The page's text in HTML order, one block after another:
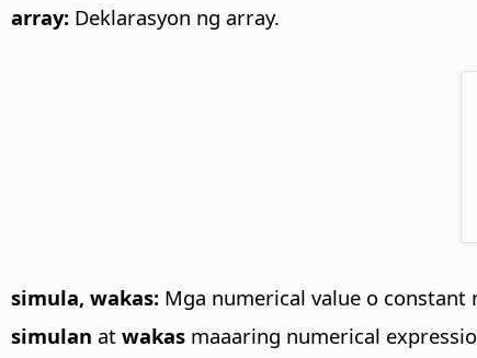
array: Deklarasyon ng array.
simula, wakas: Mga numerical value o
simulan at wakas maaaring numerical